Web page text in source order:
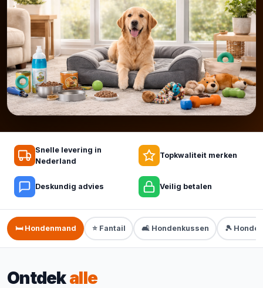
Snelle levering in
Nederland
Topkwaliteit merken
Deskundig advies Veilig betalen
🛏️ Hondenmand ⭐ Fantail 🛋️ Hondenkussen 🎾
Ontdekalle